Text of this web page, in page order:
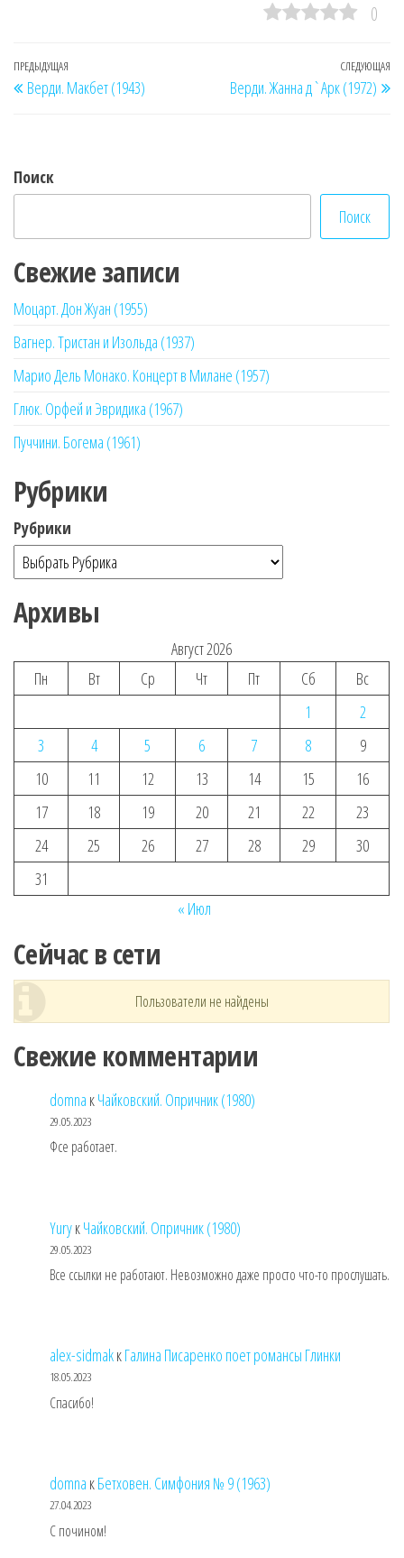
0
Навигация
по
Предыдущая
запись
ПРЕДЫДУЩАЯ
Верди. Макбет (1943)
СЛЕДУЮЩАЯ
Верди. Жанна д`Арк (1972)
Поиск
Поиск
Свежие записи
Моцарт. Дон Жуан (1955)
Вагнер. Тристан и Изольда (1937)
Марио Дель Монако. Концерт в Милане (1957)
Глюк. Орфей и Эвридика (1967)
Пуччини. Богема (1961)
Рубрики
Рубрики
Архивы
Август 2026
Пн
Вт Ср Чт Пт Сб
Вс
1
2
3
4 5 6 7 8
9
10
11 12 13 14 15
16
17
18 19 20 21 22
23
24
25 26 27 28 29
30
31
« Июл
Сейчас в сети
Пользователи не найдены
Свежие комментарии
domna кЧайковский. Опричник (1980)
29.05.2023
Фсе работает.
YuryкЧайковский. Опричник (1980)
29.05.2023
Все ссылки не работают. Невозможно даже просто что-то прослушать.
alex-sidmakкГалина Писаренко поет романсы Глинки
18.05.2023
Спасибо!
domna кБетховен. Симфония № 9 (1963)
27.04.2023
С почином!